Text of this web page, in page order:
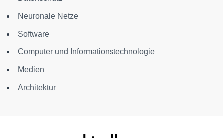
Neuronale Netze
Software
Computer und Informationstechnologie
Medien
Architektur